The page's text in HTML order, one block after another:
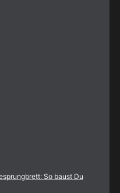
So baust Du